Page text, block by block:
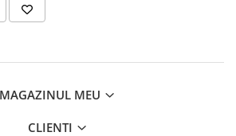
MAGAZINUL MEU
CLIENTI